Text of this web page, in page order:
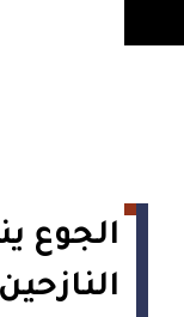
الجوع